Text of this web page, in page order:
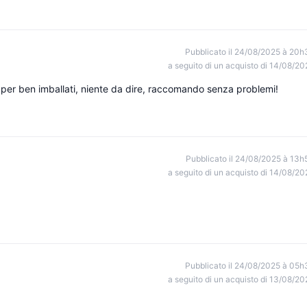
Pubblicato il 24/08/2025 à
a seguito di un acquisto di 14/08/
ben imballati, niente da dire, raccomando senza problemi!
Pubblicato il 24/08/2025 à
a seguito di un acquisto di 14/08/
Pubblicato il 24/08/2025 à
a seguito di un acquisto di 13/08/